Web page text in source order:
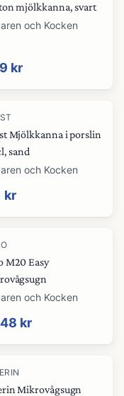
mjölkkanna, svart
och Kocken
kr
Mjölkkanna i porslin
sand
och Kocken
kr
M20 Easy
och Kocken
kr
Mikrovågsugn